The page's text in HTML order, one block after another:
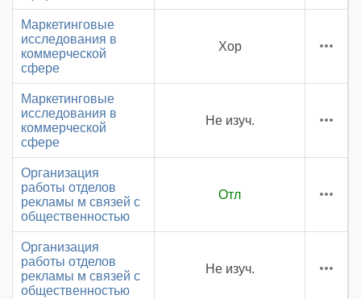
Маркетинговые
исследования в
коммерческой
сфере
Хор
Маркетинговые
исследования в
коммерческой
сфере
Не изуч.
Организация
работы отделов
рекламы м связей с
общественностью
Отл
Организация
работы отделов
рекламы м связей с
общественностью
Не изуч.